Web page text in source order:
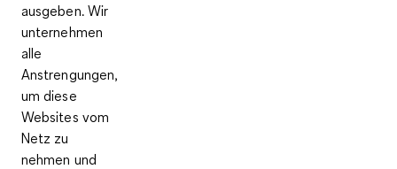
ausgeben. Wir
unternehmen
alle
Anstrengungen,
um diese
Websites vom
Netz zu
nehmen und